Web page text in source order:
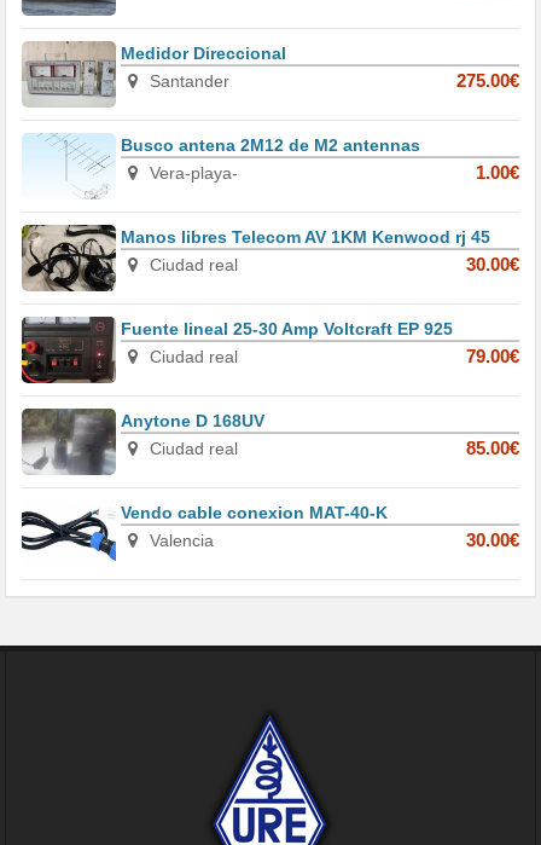
Medidor Direccional
Santander
275.00€
Busco antena 2M12 de M2 antennas
Vera-playa-
1.00€
Manos libres Telecom AV 1KM Kenwood rj 45
Ciudad real
30.00€
Fuente lineal 25-30 Amp Voltcraft EP 925
Ciudad real
79.00€
Anytone D 168UV
Ciudad real
85.00€
Vendo cable conexion MAT-40-K
Valencia
30.00€